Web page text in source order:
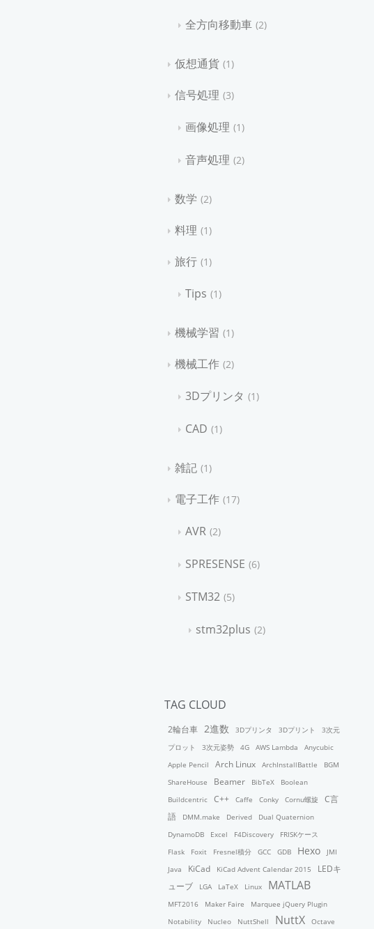
全方向移動車 2
仮想通貨 1
信号処理 3
画像処理 1
音声処理 2
数学 2
料理 1
旅行 1
Tips 1
機械学習 1
機械工作 2
3Dプリンタ 1
CAD 1
雑記 1
電子工作 17
AVR 2
SPRESENSE 6
STM32 5
stm32plus 2
TAG CLOUD
2輪台車 2進数 3Dプリンタ 3Dプリント
3次元
プロット
3次元姿勢 4G AWS Lambda
Anycubic
Apple Pencil
Arch Linux ArchInstallBattle
BGM
ShareHouse
Beamer BibTeX
Boolean
Buildcentric
C++ Caffe Conky Cornu螺旋
C言
語
DMM.make Derived
Dual Quaternion
DynamoDB
Excel F4Discovery
FRISKケース
Flask
Foxit Fresnel積分 GCC GDB Hexo
JMI
Java
KiCad KiCad Advent Calendar 2015
LEDキ
ューブ
LGA LaTeX Linux MATLAB
MFT2016 Maker Faire
Marquee jQuery Plugin
Notability
Nucleo NuttShell NuttX Octave